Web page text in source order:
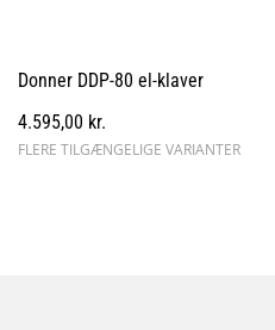
Donner DDP-80 el-klaver
4.595,00 kr.
FLERE TILGÆNGELIGE VARIANTER